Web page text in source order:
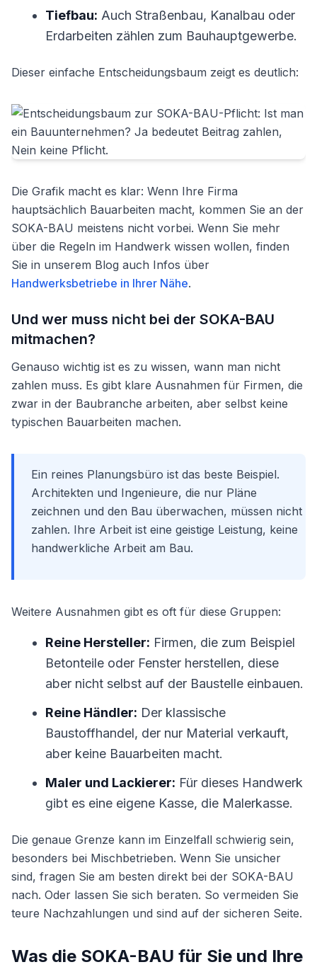
Tiefbau: Auch Straßenbau, Kanalbau oder
Erdarbeiten zählen zum Bauhauptgewerbe.
Dieser einfache Entscheidungsbaum zeigt es deutlich:
Die Grafik macht es klar: Wenn Ihre Firma
hauptsächlich Bauarbeiten macht, kommen Sie an der
SOKA-BAU meistens nicht vorbei. Wenn Sie mehr
über die Regeln im Handwerk wissen wollen, finden
Sie in unserem Blog auch Infos über
Handwerksbetriebe in Ihrer Nähe.
Und wer muss nicht bei der SOKA-BAU
mitmachen?
Genauso wichtig ist es zu wissen, wann man nicht
zahlen muss. Es gibt klare Ausnahmen für Firmen, die
zwar in der Baubranche arbeiten, aber selbst keine
typischen Bauarbeiten machen.
Ein reines Planungsbüro ist das beste Beispiel.
Architekten und Ingenieure, die nur Pläne
zeichnen und den Bau überwachen, müssen nicht
zahlen. Ihre Arbeit ist eine geistige Leistung, keine
handwerkliche Arbeit am Bau.
Weitere Ausnahmen gibt es oft für diese Gruppen:
Reine Hersteller: Firmen, die zum Beispiel
Betonteile oder Fenster herstellen, diese
aber nicht selbst auf der Baustelle einbauen.
Reine Händler: Der klassische
Baustoffhandel, der nur Material verkauft,
aber keine Bauarbeiten macht.
Maler und Lackierer: Für dieses Handwerk
gibt es eine eigene Kasse, die Malerkasse.
Die genaue Grenze kann im Einzelfall schwierig sein,
besonders bei Mischbetrieben. Wenn Sie unsicher
sind, fragen Sie am besten direkt bei der SOKA-BAU
nach. Oder lassen Sie sich beraten. So vermeiden Sie
teure Nachzahlungen und sind auf der sicheren Seite.
Was die SOKA-BAU für Sie und Ihre